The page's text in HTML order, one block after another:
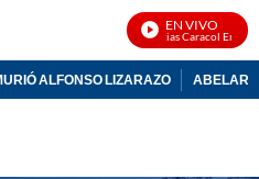
EN VIVO
Noticias Caracol En Vivo
ALFONSO LIZARAZO